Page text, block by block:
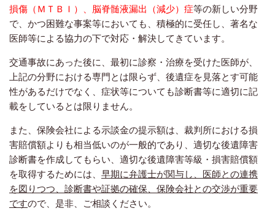
損傷（ＭＴＢＩ）、脳脊髄液漏出（減少）症等の新しい分野
で、かつ困難な事案等においても、積極的に受任し、著名な
医師等による協力の下で対応・解決してきています。
交通事故にあった後に、最初に診察・治療を受けた医師が、
上記の分野における専門とは限らず、後遺症を見落とす可能
性があるだけでなく、症状等についても診断書等に適切に記
載をしているとは限りません。
また、保険会社による示談金の提示額は、裁判所における損
害賠償額よりも相当低いのが一般的であり、適切な後遺障害
診断書を作成してもらい、適切な後遺障害等級・損害賠償額
を取得するためには、 早期に弁護士が関与し、医師との連携
を図りつつ、診断書や証拠の確保、保険会社との交渉が重要
ですので、是非、ご相談ください。